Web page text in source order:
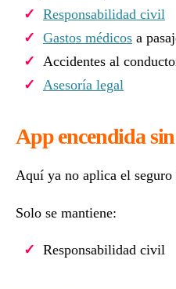
Responsabilidad civil
Gastos médicos a
Accidentes al
Asesoría legal
App encendida
Aquí ya no aplica el seguro
Solo se mantiene:
Responsabilidad civil